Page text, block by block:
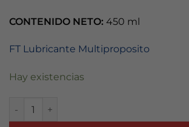
CONTENIDO NETO: 450 ml
FT Lubricante Multiproposito
Hay existencias